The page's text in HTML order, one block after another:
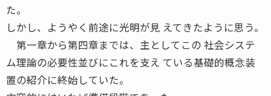
た。
しかし、ようやく前途に光明が見 えてきたように思う。
第一章から第四章までは、主としてこの 社会システ
ム理論の必要性並びにこれを支え ている基礎的概念装
置の紹介に終始していた。